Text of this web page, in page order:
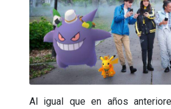
Al igual que en años